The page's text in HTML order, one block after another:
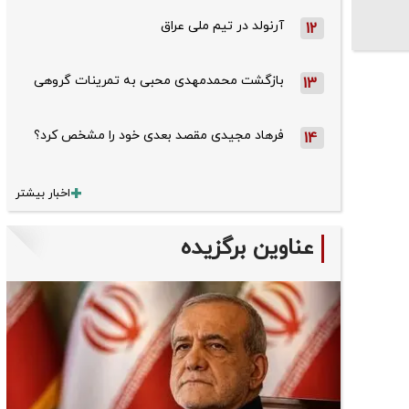
12 آرنولد در تیم ملی عراق
13 بازگشت محمدمهدی محبی به تمرینات گروهی
14 فرهاد مجیدی مقصد بعدی خود را مشخص کرد؟
اخبار بیشتر
عناوین برگزیده